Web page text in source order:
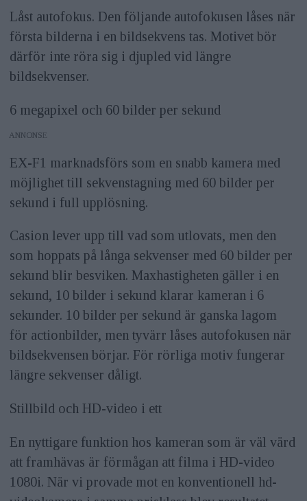
Låst autofokus. Den följande autofokusen låses när
första bilderna i en bildsekvens tas. Motivet bör
därför inte röra sig i djupled vid längre
bildsekvenser.
6 megapixel och 60 bilder per sekund
ANNONS
EX-F1 marknadsförs som en snabb kamera med
möjlighet till sekvenstagning med 60 bilder per
sekund i full upplösning.
Casion lever upp till vad som utlovats, men den
som hoppats på långa sekvenser med 60 bilder per
sekund blir besviken. Maxhastigheten gäller i en
sekund, 10 bilder i sekund klarar kameran i 6
sekunder. 10 bilder per sekund är ganska lagom
för actionbilder, men tyvärr låses autofokusen när
bildsekvensen börjar. För rörliga motiv fungerar
längre sekvenser dåligt.
Stillbild och HD-video i ett
En nyttigare funktion hos kameran som är väl värd
att framhävas är förmågan att filma i HD-video
1080i. När vi provade mot en konventionell hd-